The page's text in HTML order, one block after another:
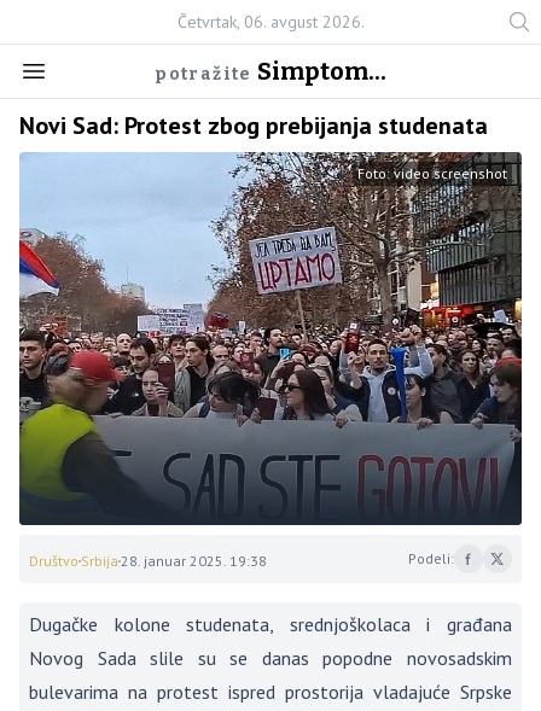
Četvrtak, 06. avgust 2026.
potražite Simptom...
Novi Sad: Protest zbog prebijanja studenata
Foto: video screenshot
Društvo Srbija 28. januar 2025. 19:38 Podeli:
Dugačke kolone studenata, srednjoškolaca i građana
Novog Sada slile su se danas popodne novosadskim
bulevarima na protest ispred prostorija vladajuće Srpske